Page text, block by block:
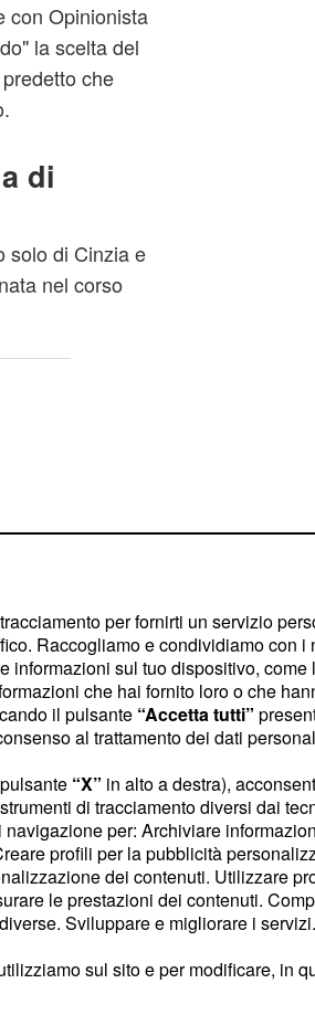
con Opinionista
la scelta del
che
di
solo di Cinzia e
nel corso
del
Rosannaha
diAlessiodi
, l'ha
di
in live su
per fornirti un servizio
Raccogliamo e condividiamo con i
sul tuo dispositivo,
che hai fornito loro o che
il pulsante “Accetta tutti”
al trattamento dei dati
“X” in alto a destra),
di tracciamento diversi dai
per: Archiviare
profili per la pubblicità
dei contenuti. Utilizzare
le prestazioni dei contenuti.
Sviluppare e migliorare i
sul sito e per modificare, in